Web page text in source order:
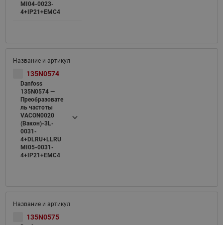
MI04-0023-
4+IP21+EMC4
135N0574
Danfoss
135N0574 —
Преобразовате
ль частоты
VACON0020
(Вакон)-3L-
0031-
4+DLRU+LLRU
MI05-0031-
4+IP21+EMC4
135N0575